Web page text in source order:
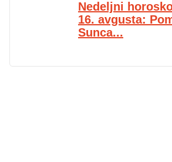
Nedeljni
16. avgusta:
Sunca...